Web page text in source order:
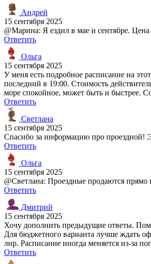
Андрей
15 сентября 2025
@Марина: Я ездил в мае и сентябре.
Ответить
Ольга
15 сентября 2025
У меня есть подробное расписание на
последний в 19:00. Стоимость
море спокойное, может быть и быстрее.
Ответить
Светлана
15 сентября 2025
Спасибо за информацию про проездной!
Ответить
Ольга
15 сентября 2025
@Светлана: Проездные продаются прямо
Ответить
Дмитрий
15 сентября 2025
Хочу дополнить предыдущие ответы.
Для бюджетного варианта лучше ждать
лир. Расписание иногда меняется из-за
Ответить